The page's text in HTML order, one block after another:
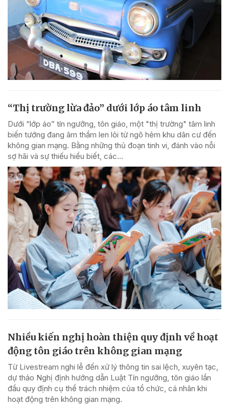
“Thị trường lừa đảo” dưới lớp áo tâm linh
Dưới “lớp áo” tín ngưỡng, tôn giáo, một "thị trường" tâm linh
biến tướng đang âm thầm len lỏi từ ngõ hẻm khu dân cư đến
không gian mạng. Bằng những thủ đoạn tinh vi, đánh vào nỗi
sợ hãi và sự thiếu hiểu biết, các...
Nhiều kiến nghị hoàn thiện quy định về hoạt
động tôn giáo trên không gian mạng
Từ Livestream nghi lễ đến xử lý thông tin sai lệch, xuyên tạc,
dự thảo Nghị định hướng dẫn Luật Tín ngưỡng, tôn giáo lần
đầu quy định cụ thể trách nhiệm của tổ chức, cá nhân khi
hoạt động trên không gian mạng.